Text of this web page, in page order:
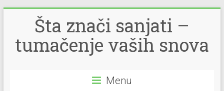
Šta znači sanjati –
tumačenje vaših snova
Menu